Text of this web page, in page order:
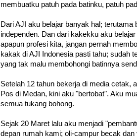
membuatku patuh pada batinku, patuh
Dari AJI aku belajar banyak hal; terutama
independen. Dan dari kakekku aku
apapun profesi kita, jangan pernah
kakak di AJI Indonesia pasti tahu; sudah
yang tak malu membohongi batinnya
Setelah 12 tahun bekerja di media cetak,
Pos di Medan, kini aku "bertobat". Aku
semua tukang bohong.
Sejak 20 Maret lalu aku menjadi
depan rumah kami; oli-campur becak